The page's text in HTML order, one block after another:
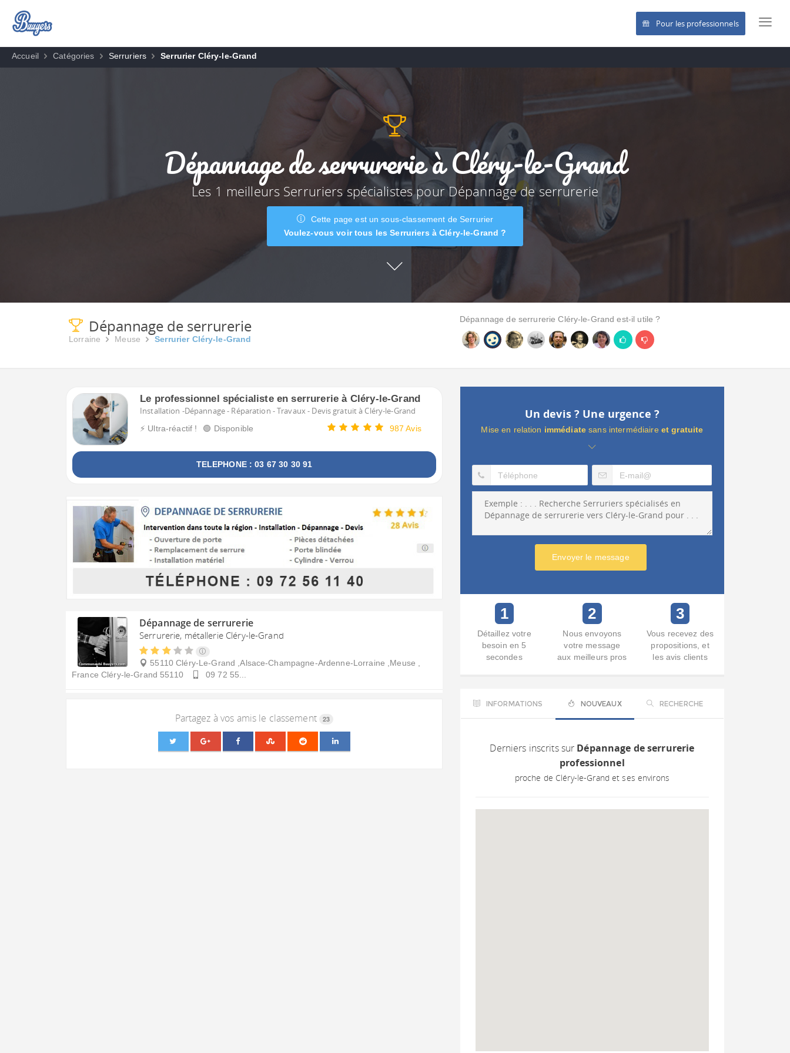
Pour les professionnels
Accueil Catégories Serruriers Serrurier Cléry-le-Grand
Dépannage de serrurerie à Cléry-le-Grand
Les 1 meilleurs Serruriers spécialistes pour Dépannage de serrurerie
Cette page est un sous-classement de Serrurier
Voulez-vous voir tous les Serruriers à Cléry-le-Grand ?
Dépannage de serrurerie
Lorraine Meuse Serrurier Cléry-le-Grand
Dépannage de serrurerie Cléry-le-Grand est-il utile ?
Le professionnel spécialiste en serrurerie à Cléry-le-Grand
Installation -Dépannage - Réparation - Travaux - Devis gratuit à Cléry-le-Grand
⚡ Ultra-réactif ! 🟢 Disponible 987 Avis
TELEPHONE : 03 67 30 30 91
Dépannage de serrurerie
Serrurerie, métallerie Cléry-le-Grand
55110 Cléry-Le-Grand ,Alsace-Champagne-Ardenne-Lorraine ,Meuse ,
France Cléry-le-Grand 55110 09 72 55...
Partagez à vos amis le classement 23
Un devis ? Une urgence ?
Mise en relation immédiate sans intermédiaire et gratuite
Envoyer le message
1
Détaillez votre
besoin en 5
secondes
2
Nous envoyons
votre message
aux meilleurs pros
3
Vous recevez des
propositions, et
les avis clients
INFORMATIONS NOUVEAUX RECHERCHE
Derniers inscrits sur Dépannage de serrurerie
professionnel
proche de Cléry-le-Grand et ses environs